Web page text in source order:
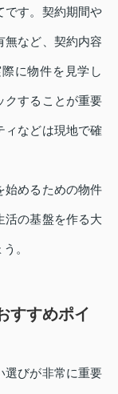
です。契約期間や
無など、契約内容
に物件を見学し
クすることが重要
ィなどは現地で確
始めるための物件
活の基盤を作る大
。
すすめポイ
選びが非常に重要